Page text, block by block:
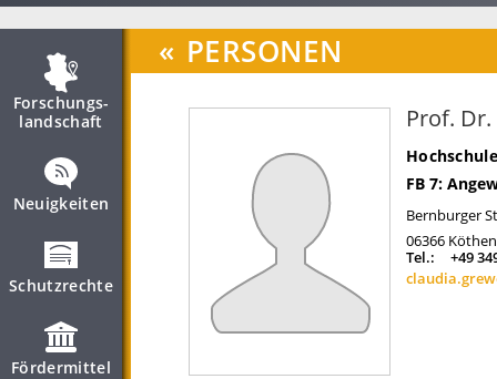
Forschungs­
landschaft
Neuigkeiten
Schutzrechte
Fördermittel
« PERSONEN
Prof.
FB 7:
Bernburger
06366
Tel.:
+49